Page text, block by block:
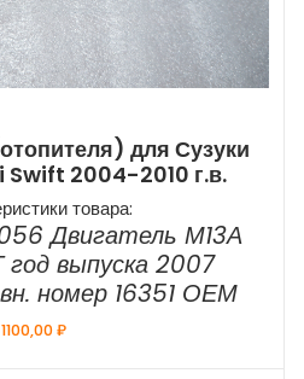
для Сузуки
2004-2010 г.в.
товара:
Двигатель М13А
выпуска 2007
номер 16351 ОЕМ
1100,00₽